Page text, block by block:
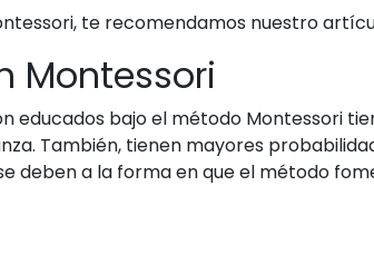
te recomendamos nuestro
Montessori
educados bajo el método Montessori
También, tienen mayores
deben a la forma en que el método